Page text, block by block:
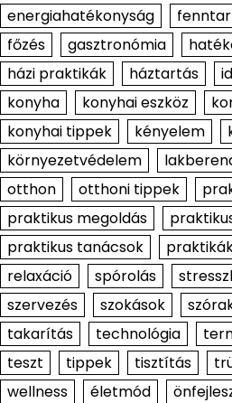
energiahatékonyság
főzés
gasztronómia
házi praktikák
háztartás
konyha
konyhai eszköz
konyhai tippek
kényelem
környezetvédelem
otthon
otthoni tippek
praktikus megoldás
praktikus tanácsok
relaxáció
spórolás
szervezés
szokások
takarítás
technológia
teszt
tippek tisztítás
wellness
életmód